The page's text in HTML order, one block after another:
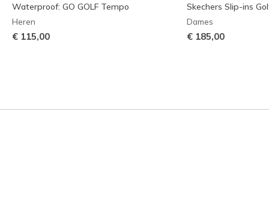
Waterproof: GO GOLF Tempo
Heren
€ 115,00
Skechers Slip-ins
Dames
€ 185,00